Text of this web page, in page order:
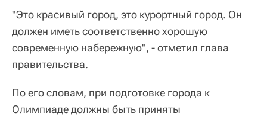
"Это красивый город, это курортный город. Он
должен иметь соответственно хорошую
современную набережную", - отметил глава
правительства.
По его словам, при подготовке города к
Олимпиаде должны быть приняты